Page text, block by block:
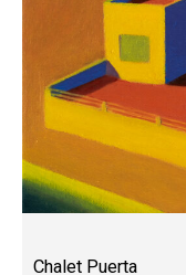
Chalet Puerta